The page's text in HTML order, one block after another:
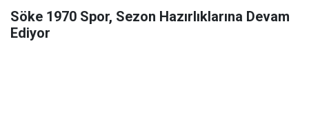
Söke 1970 Spor, Sezon Hazırlıklarına Devam
Ediyor